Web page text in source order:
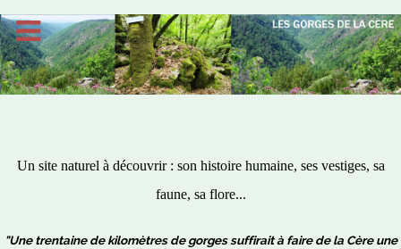
Un site naturel à découvrir : son histoire humaine, ses vestiges, sa
faune, sa flore...
"Une trentaine de kilomètres de gorges suffirait à faire de la Cère une